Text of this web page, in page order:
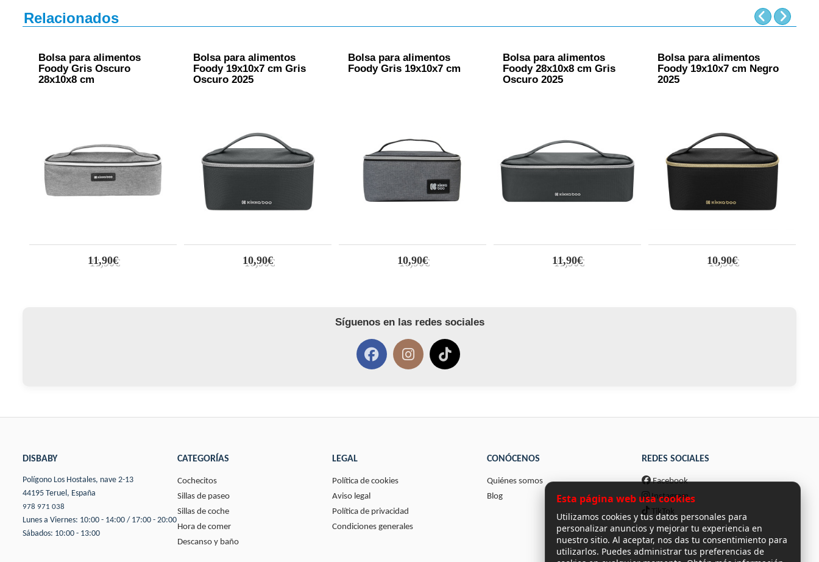
Relacionados
Bolsa para alimentos
Foody Gris Oscuro
28x10x8 cm
11,90€
Bolsa para alimentos
Foody 19x10x7 cm Gris
Oscuro 2025
10,90€
Bolsa para alimentos
Foody Gris 19x10x7 cm
10,90€
Bolsa para alimentos
Foody 28x10x8 cm Gris
Oscuro 2025
11,90€
Bolsa para alimentos
Foody 19x10x7 cm Negro
2025
10,90€
Síguenos en las redes sociales
DISBABY
Polígono Los Hostales, nave 2-13
44195 Teruel, España
978 971 038
Lunes a Viernes: 10:00 - 14:00 / 17:00 - 20:00
Sábados: 10:00 - 13:00
CATEGORÍAS
Cochecitos
Sillas de paseo
Sillas de coche
Hora de comer
Descanso y baño
LEGAL
Política de cookies
Aviso legal
Política de privacidad
Condiciones generales
CONÓCENOS
Quiénes somos
Blog
REDES SOCIALES
Facebook
Instagram
TikTok
Esta página web usa cookies
Utilizamos cookies y tus datos personales para
personalizar anuncios y mejorar tu experiencia en
nuestro sitio. Al aceptar, nos das tu consentimiento para
utilizarlos. Puedes administrar tus preferencias de